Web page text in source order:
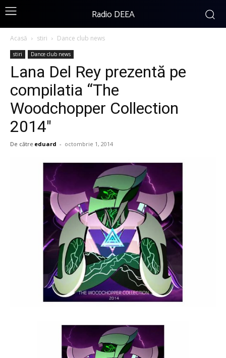
Radio DEEA
Acasă stiri Dance club news
stiri Dance club news
Lana Del Rey prezentă pe
compilatia “The
Woodchopper Collection
2014″
De către eduard - octombrie 1, 2014